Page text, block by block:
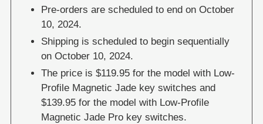
Pre-orders are scheduled to end on October
10, 2024.
Shipping is scheduled to begin sequentially
on October 10, 2024.
The price is $119.95 for the model with Low-
Profile Magnetic Jade key switches and
$139.95 for the model with Low-Profile
Magnetic Jade Pro key switches.